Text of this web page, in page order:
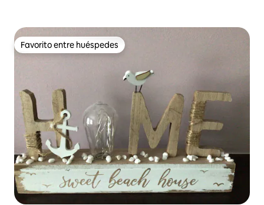
Favorito entre huéspedes
Favorito entre huéspedes